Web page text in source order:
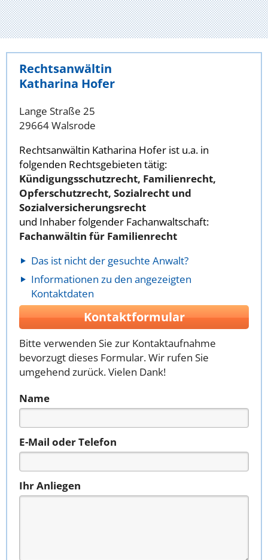
Rechtsanwältin
Katharina Hofer
Lange Straße 25
29664 Walsrode
Rechtsanwältin Katharina Hofer ist u.a. in
folgenden Rechtsgebieten tätig:
Kündigungsschutzrecht, Familienrecht,
Opferschutzrecht, Sozialrecht und
Sozialversicherungsrecht
und Inhaber folgender Fachanwaltschaft:
Fachanwältin für Familienrecht
Das ist nicht der gesuchte Anwalt?
Informationen zu den angezeigten
Kontaktdaten
Kontaktformular
Bitte verwenden Sie zur Kontaktaufnahme
bevorzugt dieses Formular. Wir rufen Sie
umgehend zurück. Vielen Dank!
Name
E-Mail oder Telefon
Ihr Anliegen